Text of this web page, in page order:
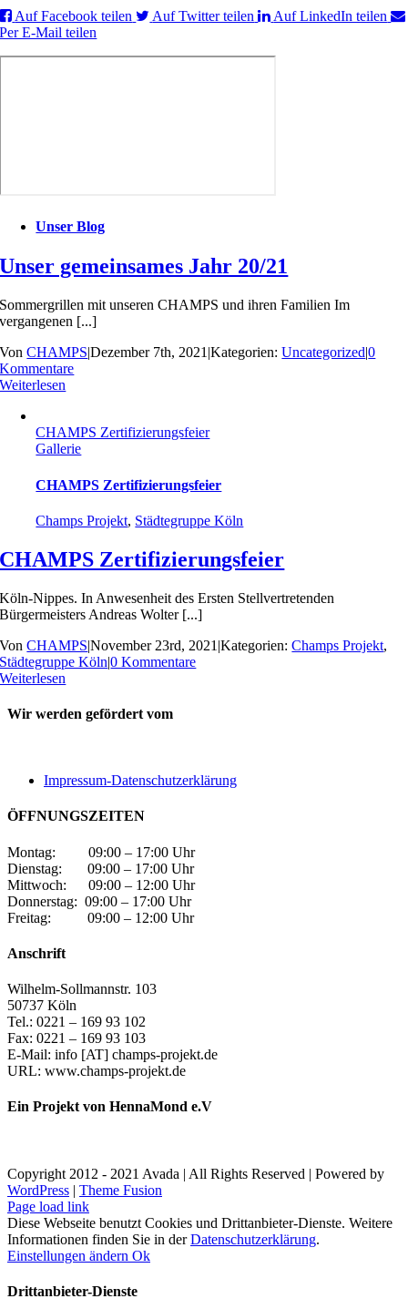
Auf Facebook teilen
Auf Twitter teilen
Auf LinkedIn teilen
Per E-Mail teilen
Unser Blog
Unser gemeinsames Jahr 20/21
Sommergrillen mit unseren CHAMPS und ihren Familien Im
vergangenen [...]
VonCHAMPS|Dezember 7th, 2021 |Kategorien:Uncategorized|0
Kommentare
Weiterlesen
CHAMPS Zertifizierungsfeier
Gallerie
CHAMPS Zertifizierungsfeier
Champs Projekt, Städtegruppe Köln
CHAMPS Zertifizierungsfeier
Köln-Nippes. In Anwesenheit des Ersten Stellvertretenden
Bürgermeisters Andreas Wolter [...]
VonCHAMPS|November 23rd, 2021 |Kategorien:Champs Projekt,
Städtegruppe Köln|0 Kommentare
Weiterlesen
Wir werden gefördert vom
Impressum-Datenschutzerklärung
ÖFFNUNGSZEITEN
Montag: 09:00 – 17:00 Uhr
Dienstag: 09:00 – 17:00 Uhr
Mittwoch: 09:00 – 12:00 Uhr
Donnerstag: 09:00 – 17:00 Uhr
Freitag: 09:00 – 12:00 Uhr
Anschrift
Wilhelm-Sollmannstr. 103
50737 Köln
Tel.: 0221 – 169 93 102
Fax: 0221 – 169 93 103
E-Mail: info [AT] champs-projekt.de
URL: www.champs-projekt.de
Ein Projekt von HennaMond e.V
Copyright 2012 - 2021 Avada | All Rights Reserved | Powered by
WordPress | Theme Fusion
Facebook
Instagram
YouTube
Page load link
Diese Webseite benutzt Cookies und Drittanbieter-Dienste. Weitere
Informationen finden Sie in derDatenschutzerklärung.
Einstellungen ändern Ok
Drittanbieter-Dienste